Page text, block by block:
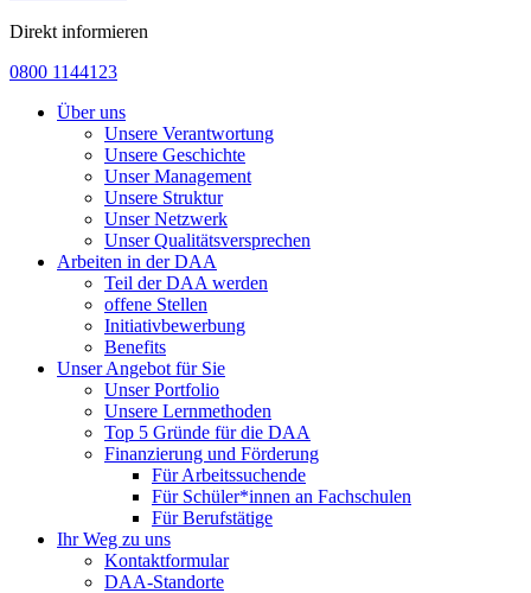
Direkt informieren
0800 1144123
Über uns
Unsere Verantwortung
Unsere Geschichte
Unser Management
Unsere Struktur
Unser Netzwerk
Unser Qualitätsversprechen
Arbeiten in der DAA
Teil der DAA werden
offene Stellen
Initiativbewerbung
Benefits
Unser Angebot für Sie
Unser Portfolio
Unsere Lernmethoden
Top 5 Gründe für die DAA
Finanzierung und Förderung
Für Arbeitssuchende
Für Schüler*innen an Fachschulen
Für Berufstätige
Ihr Weg zu uns
Kontaktformular
DAA-Standorte